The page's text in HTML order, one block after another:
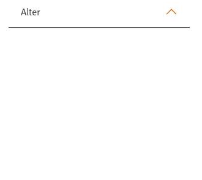
Alter